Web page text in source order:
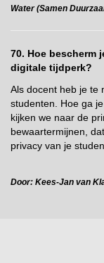
Water (Samen
70. Hoe bescherm
digitale tijdperk?
Als docent heb je te
studenten. Hoe ga
kijken we naar de
bewaartermijnen,
privacy van je
Door: Kees-Jan van